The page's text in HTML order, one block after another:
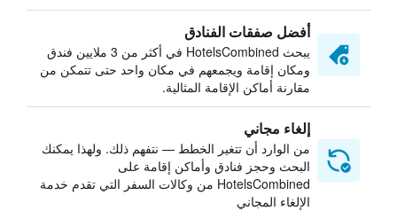
أفضل صفقات الفنادق
يبحث HotelsCombined في أكثر من 3 ملايين فندق
ومكان إقامة ويجمعهم في مكان واحد حتى تتمكن من
مقارنة أماكن الإقامة المثالية.
إلغاء مجاني
من الوارد أن تتغير الخطط — نتفهم ذلك. ولهذا يمكنك
البحث وحجز فنادق وأماكن إقامة على
HotelsCombined من وكالات السفر التي تقدم خدمة
الإلغاء المجاني